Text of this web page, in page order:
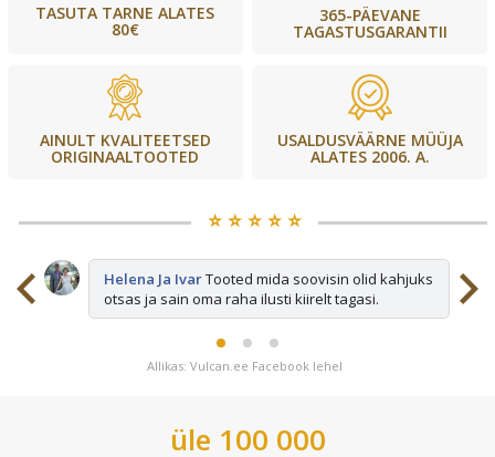
TASUTA TARNE ALATES
80€
365-PÄEVANE
TAGASTUSGARANTII
AINULT KVALITEETSED
ORIGINAALTOOTED
USALDUSVÄÄRNE MÜÜJA
ALATES 2006. A.
⭐️ ⭐️ ⭐️ ⭐️ ⭐️
Helena Ja IvarTooted mida soovisin olid kahjuks
otsas ja sain oma raha ilusti kiirelt tagasi.
Allikas: Vulcan.ee Facebook lehel
üle 100 000